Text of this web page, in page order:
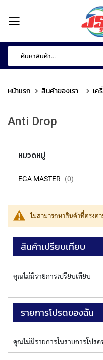
แรก
สินค้า
เรา
เ
ค
อ
ง
มื
อ
ด
แ
ต่
ง
โ
ห
สิ
น
ค้
า
แ
น
ข้าม
ไป
เนื้อหา
หน้าแรก สินค้าของเรา เค
Anti Drop
ไม่สามารถหาสินค้าที่ตรงต
หมวดหมู่
EGA MASTER 0
สินค้าเปรียบเทียบ
คุณไม่มีรายการเปรียบเทียบ
รายการโปรดของฉัน
คุณไม่มีรายการในรายการโปร